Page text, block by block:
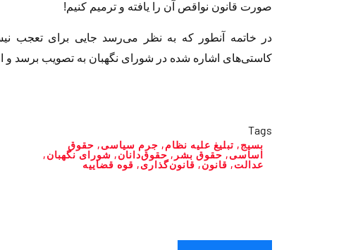
صورت قانون نواقص آن را یافته و ترمیم کنیم!
در خاتمه آنطور که به نظر مى‌رسد جایى براى تعجب
کاستى‌هاى اشاره شده در شوراى نگهبان به تصویب برسد و
Tags
بسیج, تبلیغ علیه نظام, جرم سیاسى, حقوق
اساسی, حقوق بشر , حقوق‌دانان, شوراى نگهبان,
عدالت, قانون, قانون‌گذارى‌, قوه قضاییه